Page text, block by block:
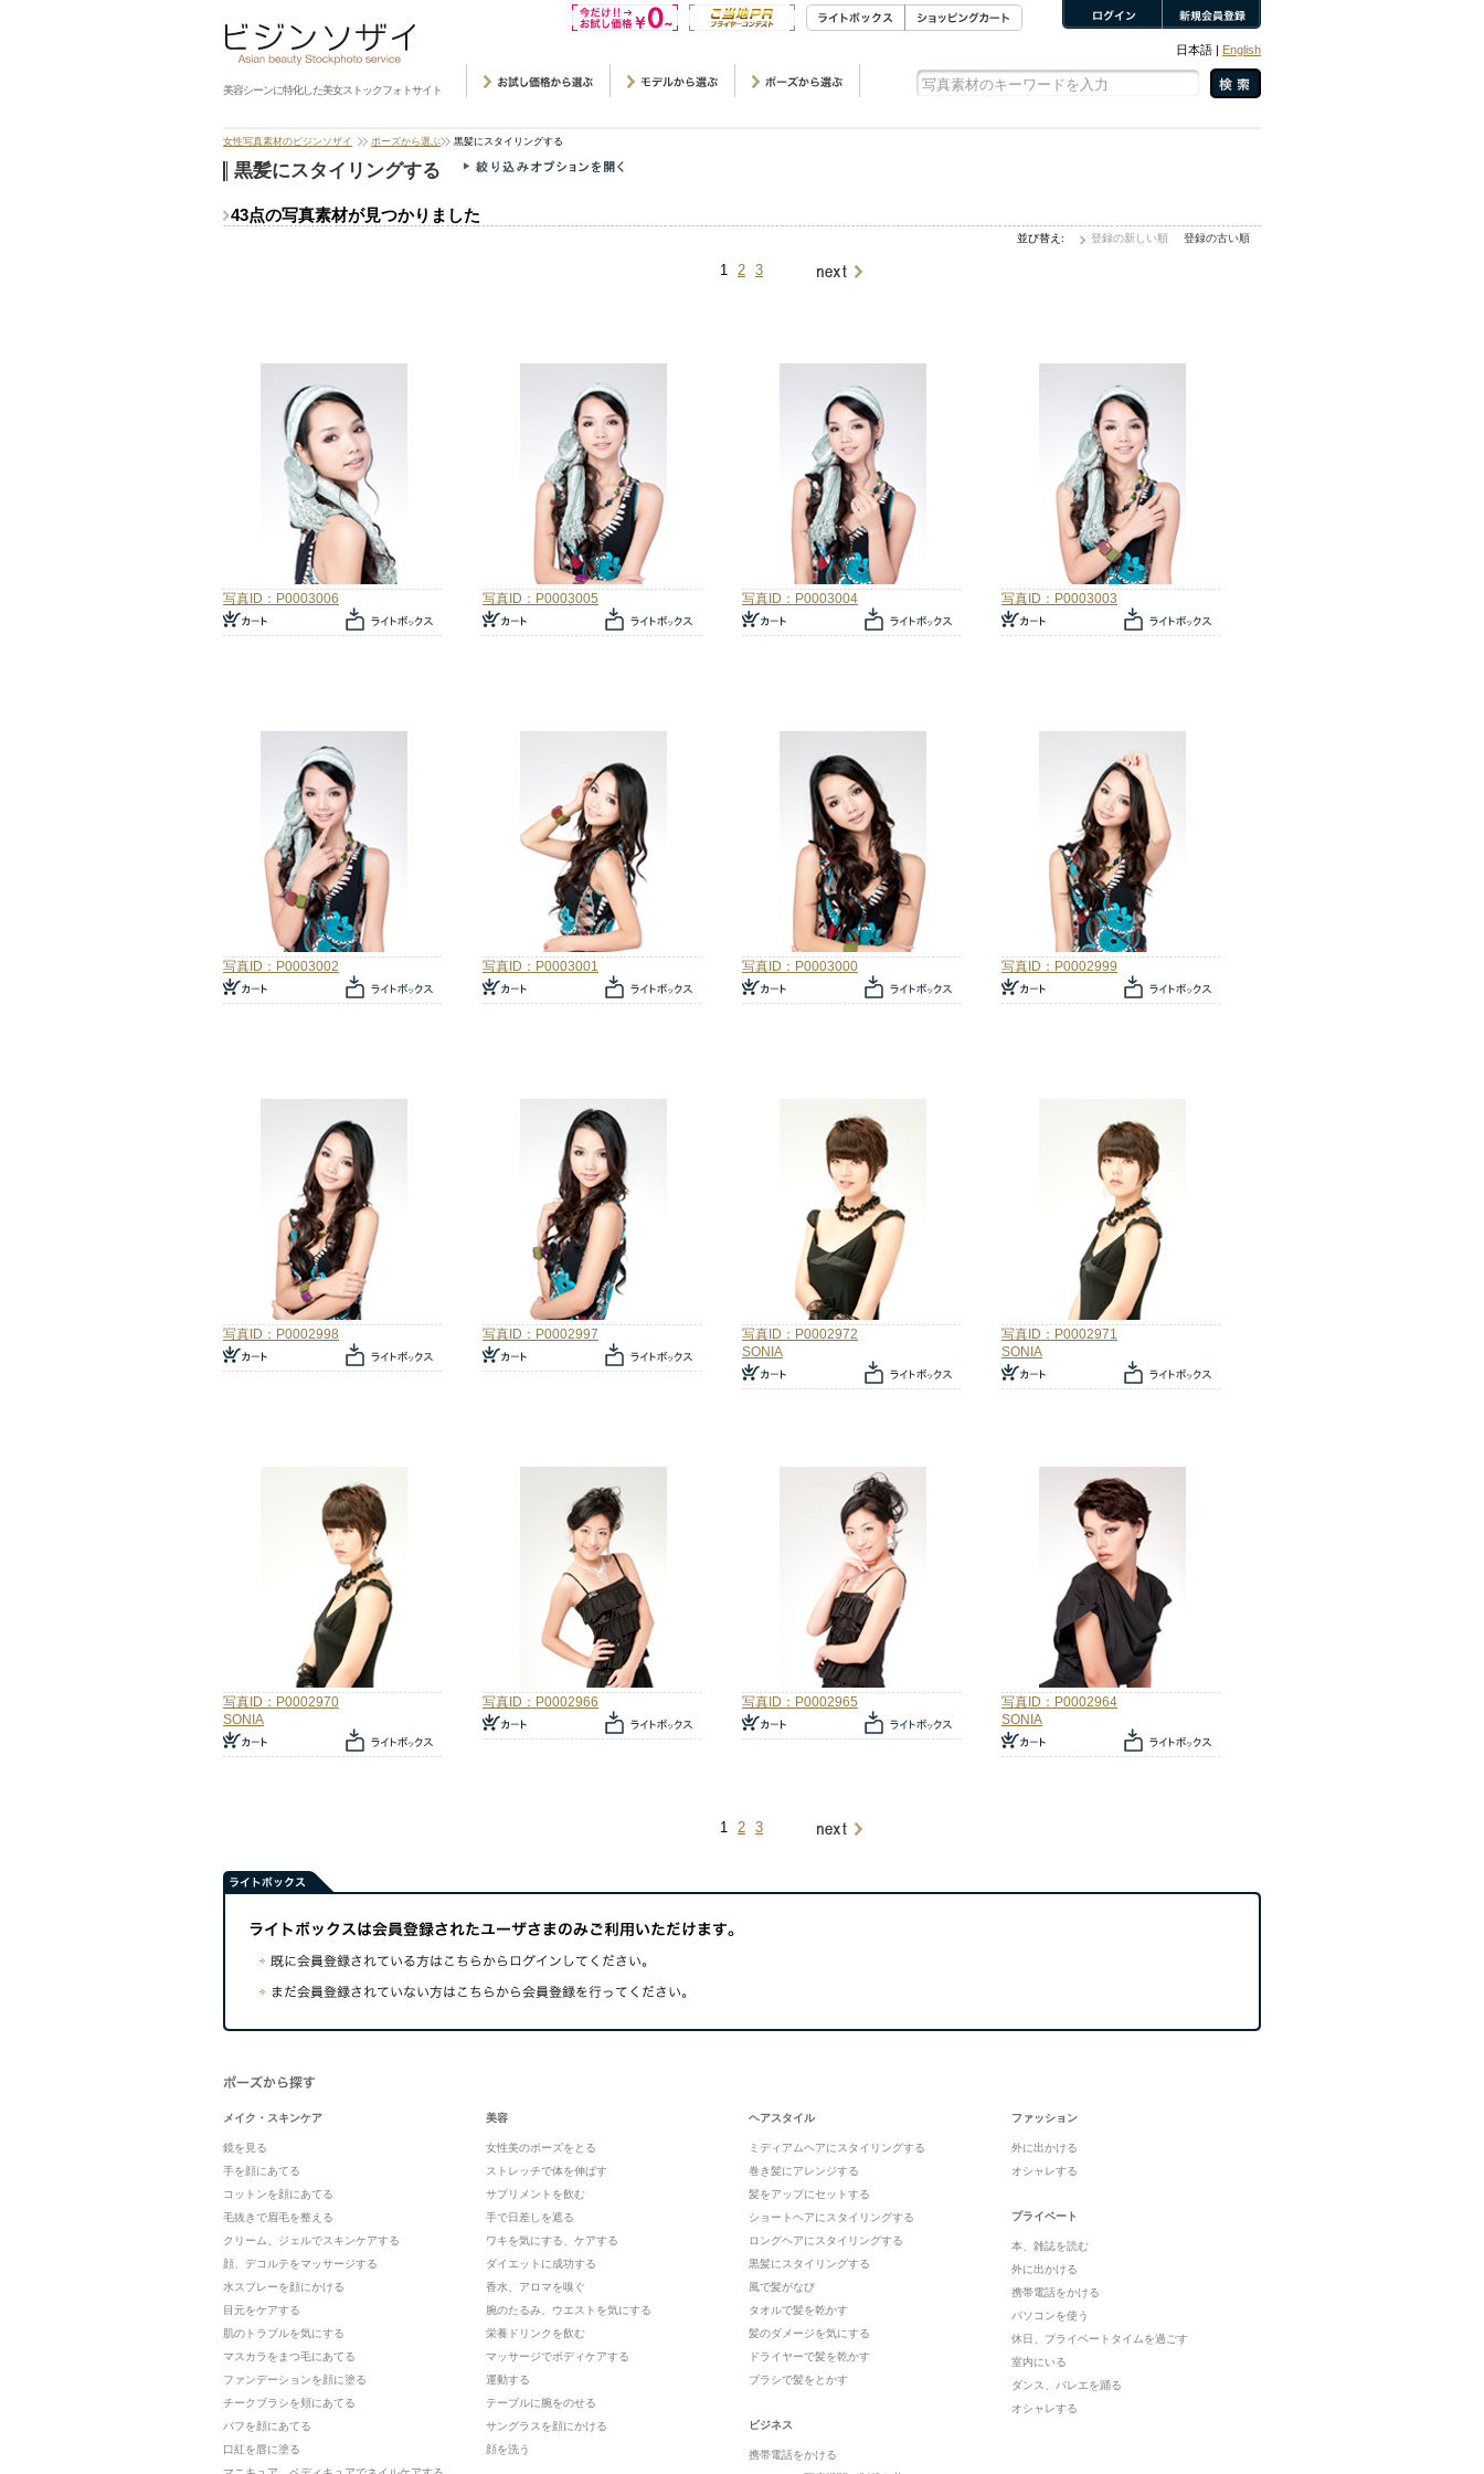
美容シーンに特化した美女ストックフォトサイト
日本語 | English
女性写真素材のビジンソザイ ポーズから選ぶ 黒髪にスタイリングする
黒髪にスタイリングする
並び替え: 登録の新しい順 登録の古い順
43点の写真素材が見つかりました
1 2 3
写真ID：P0003006 写真ID：P0003005 写真ID：P0003004 写真ID：P0003003
写真ID：P0003002 写真ID：P0003001 写真ID：P0003000 写真ID：P0002999
写真ID：P0002998 写真ID：P0002997
写真ID：P0002972
SONIA
写真ID：P0002971
SONIA
写真ID：P0002970
SONIA
写真ID：P0002966 写真ID：P0002965
写真ID：P0002964
SONIA
1 2 3
メイク・スキンケア
鏡を見る
手を顔にあてる
コットンを顔にあてる
毛抜きで眉毛を整える
クリーム、ジェルでスキンケアする
顔、デコルテをマッサージする
水スプレーを顔にかける
目元をケアする
肌のトラブルを気にする
マスカラをまつ毛にあてる
ファンデーションを顔に塗る
チークブラシを頬にあてる
パフを顔にあてる
口紅を唇に塗る
美容
女性美のポーズをとる
ストレッチで体を伸ばす
サプリメントを飲む
手で日差しを遮る
ワキを気にする、ケアする
ダイエットに成功する
香水、アロマを嗅ぐ
腕のたるみ、ウエストを気にする
栄養ドリンクを飲む
マッサージでボディケアする
運動する
テーブルに腕をのせる
サングラスを顔にかける
顔を洗う
ヘアスタイル
ミディアムヘアにスタイリングする
巻き髪にアレンジする
髪をアップにセットする
ショートヘアにスタイリングする
ロングヘアにスタイリングする
黒髪にスタイリングする
風で髪がなび
タオルで髪を乾かす
髪のダメージを気にする
ドライヤーで髪を乾かす
ブラシで髪をとかす
ビジネス
携帯電話をかける
ファッション
外に出かける
オシャレする
プライベート
本、雑誌を読む
外に出かける
携帯電話をかける
パソコンを使う
休日、プライベートタイムを過ごす
室内にいる
ダンス、バレエを踊る
オシャレする